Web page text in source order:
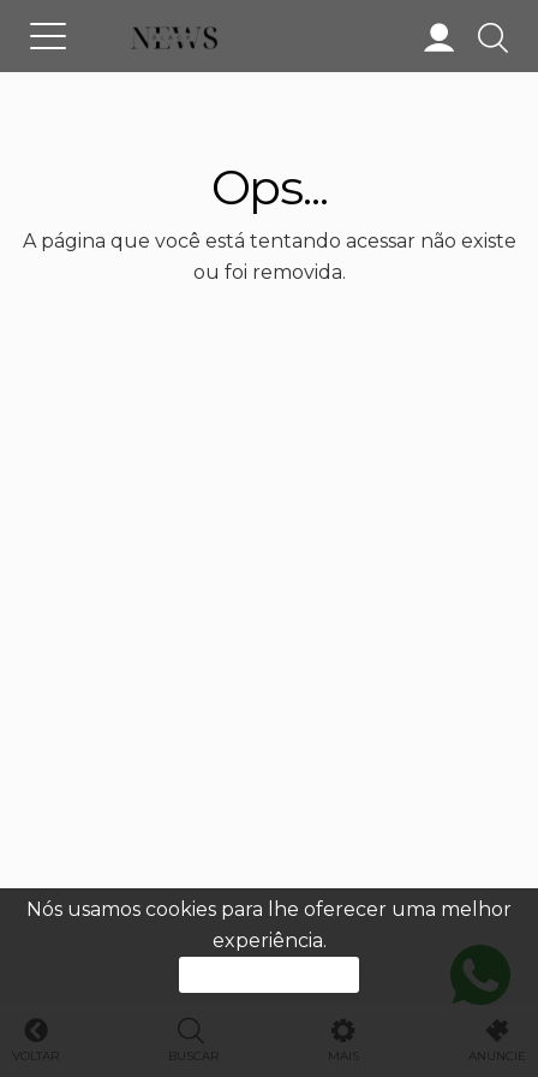
Nós usamos cookies para lhe oferecer uma melhor
experiência.
Ops...
A página que você está tentando acessar não existe
ou foi removida.
VOLTAR BUSCAR MAIS ANUNCIE